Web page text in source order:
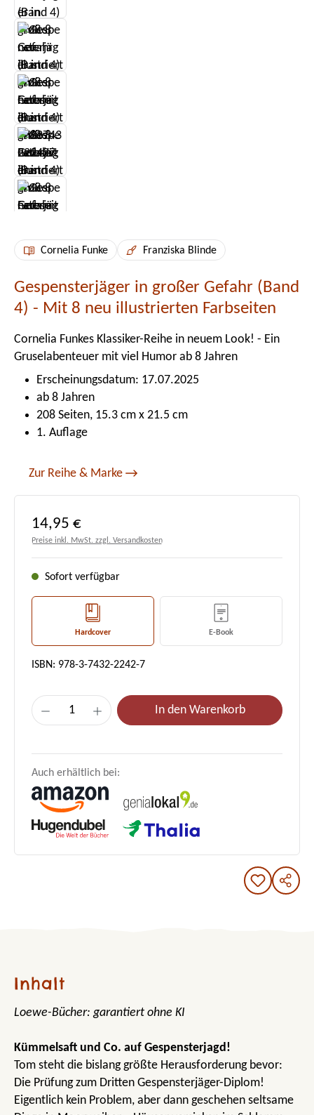
Cornelia Funke Franziska Blinde
Gespensterjäger in großer Gefahr (Band
4) - Mit 8 neu illustrierten Farbseiten
Cornelia Funkes Klassiker-Reihe in neuem Look! - Ein
Gruselabenteuer mit viel Humor ab 8 Jahren
Erscheinungsdatum: 17.07.2025
ab 8 Jahren
208 Seiten, 15.3 cm x 21.5 cm
1. Auflage
Zur Reihe & Marke
Regulärer Preis:
14,95 €
Preise inkl. MwSt. zzgl. Versandkosten
Sofort verfügbar
Hardcover E-Book
ISBN: 978-3-7432-2242-7
Produkt Anzahl: Gib den gewünschten
In den Warenkorb
Auch erhältlich bei:
Inhalt
Loewe-Bücher: garantiert ohne KI
Kümmelsaft und Co. auf Gespensterjagd!
Tom steht die bislang größte Herausforderung bevor:
Die Prüfung zum Dritten Gespensterjäger-Diplom!
Eigentlich kein Problem, aber dann geschehen seltsame